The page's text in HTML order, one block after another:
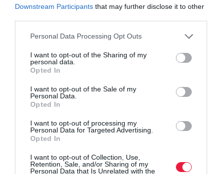
Downstream Participants that may further disclose it to other
Please note that this website/app uses one or more Google
not limited to your visit or usage behaviour. You may click to
grant or deny consent to Google and its third-party tags to
use your data for below specified purposes in below Google
consent section.
Personal Data Processing Opt Outs
I want to opt-out of the Sharing of my
personal data.
Opted In
I want to opt-out of the Sale of my
Personal Data.
Opted In
I want to opt-out of processing my
Personal Data for Targeted Advertising.
Opted In
I want to opt-out of Collection, Use,
Retention, Sale, and/or Sharing of my
Personal Data that Is Unrelated with the
Szinte újak! Ez most a TOP10 legkedveltebb alig
használt autó
vadiújak, de már eladóak. A Használtautó.hu szakértői azt nézték
meg, hogy idén, a január és augusztus közötti időszakban melyik,